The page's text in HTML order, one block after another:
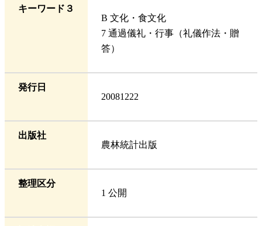
キーワード３
B 文化・食文化
7 通過儀礼・行事（礼儀作法・贈
答）
発行日
20081222
出版社
農林統計出版
整理区分
1 公開